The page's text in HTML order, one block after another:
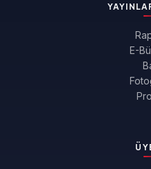
E-